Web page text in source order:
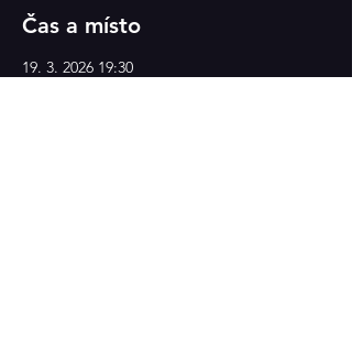
Čas a místo
19. 3. 2026 19:30